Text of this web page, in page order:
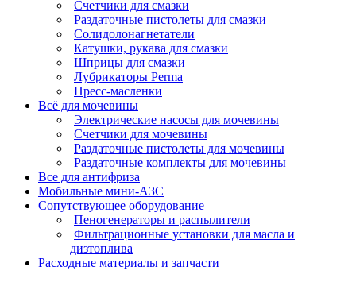
Счетчики для смазки
Раздаточные пистолеты для смазки
Солидолонагнетатели
Катушки, рукава для смазки
Шприцы для смазки
Лубрикаторы Perma
Пресс-масленки
Всё для мочевины
Электрические насосы для мочевины
Счетчики для мочевины
Раздаточные пистолеты для мочевины
Раздаточные комплекты для мочевины
Все для антифриза
Мобильные мини-АЗС
Сопутствующее оборудование
Пеногенераторы и распылители
Фильтрационные установки для масла и
дизтоплива
Расходные материалы и запчасти